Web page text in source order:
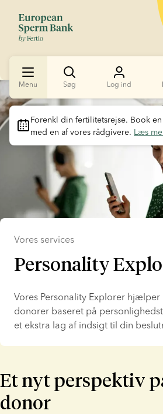
Menu Søg Log ind
Forenkl din fertilitetsrejse. Book
med en af vores rådgivere. Læs
Slide 1 of 1
Vores services
Personality
Vores Personality Explorer
donorer baseret på
et ekstra lag af indsigt til din
Et nyt perspektiv
donor